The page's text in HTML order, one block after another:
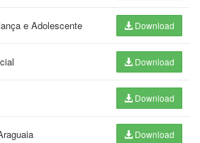
e Adolescente Download
Download
Download
Download